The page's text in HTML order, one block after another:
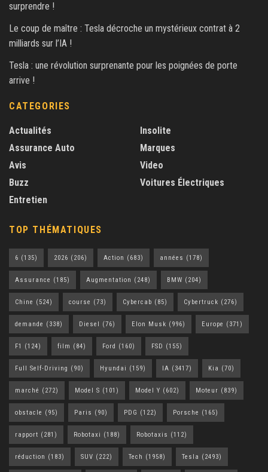
surprendre !
Le coup de maître : Tesla décroche un mystérieux contrat à 2
milliards sur l’IA !
Tesla : une révolution surprenante pour les poignées de porte
arrive !
CATEGORIES
Actualités
Assurance Auto
Avis
Buzz
Entretien
Insolite
Marques
Video
Voitures Électriques
TOP THÉMATIQUES
6 (135) 2026 (206) Action (683) années (178)
Assurance (185) Augmentation (248) BMW (204)
Chine (524) course (73) Cybercab (85) Cybertruck (276)
demande (338) Diesel (76) Elon Musk (996) Europe (371)
F1 (124) film (84) Ford (160) FSD (155)
Full Self-Driving (90) Hyundai (159) IA (3417) Kia (70)
marché (272) Model S (101) Model Y (602) Moteur (839)
obstacle (95) Paris (90) PDG (122) Porsche (165)
rapport (281) Robotaxi (188) Robotaxis (112)
réduction (183) SUV (222) Tech (1958) Tesla (2493)